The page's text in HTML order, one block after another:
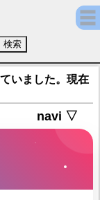
リア】キャラ
いました。現在
navi ▽